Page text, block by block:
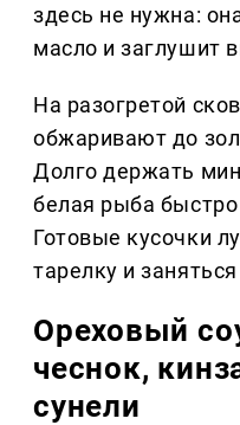
здесь не нужна:
масло и заглушит
На разогретой
обжаривают до
Долго держать
белая рыба быстро
Готовые кусочки
тарелку и
Ореховый
чеснок,
сунели